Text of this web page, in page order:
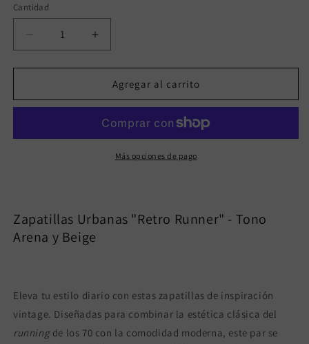
Cantidad
Reducir
cantidad
para
KHAKI
Aumentar
cantidad
para
ASTRID
KHAKI
Agregar al carrito
Más opciones de pago
Zapatillas Urbanas "Retro Runner" - Tono
Arena y Beige
Eleva tu estilo diario con estas zapatillas de inspiración
vintage. Diseñadas para combinar la estética clásica del
runningde los 70 con la comodidad moderna, este par se